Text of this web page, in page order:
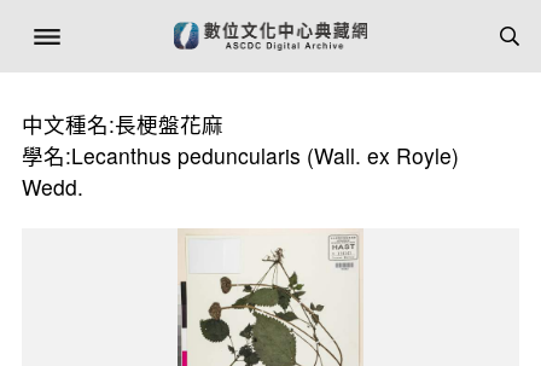
中文種名:長梗盤花麻
學名:Lecanthus peduncularis (Wall. ex Royle)
Wedd.